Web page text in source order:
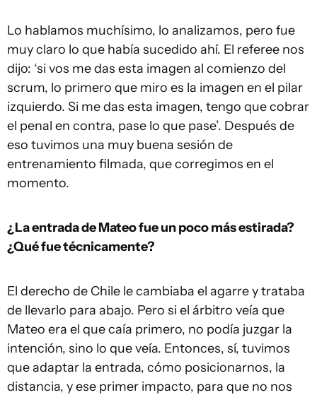
Lo hablamos muchísimo, lo analizamos, pero fue
muy claro lo que había sucedido ahí. El referee nos
dijo: ‘si vos me das esta imagen al comienzo del
scrum, lo primero que miro es la imagen en el pilar
izquierdo. Si me das esta imagen, tengo que cobrar
el penal en contra, pase lo que pase’. Después de
eso tuvimos una muy buena sesión de
entrenamiento filmada, que corregimos en el
momento.
¿La entrada de Mateo fue un poco más estirada?
¿Qué fue técnicamente?
El derecho de Chile le cambiaba el agarre y trataba
de llevarlo para abajo. Pero si el árbitro veía que
Mateo era el que caía primero, no podía juzgar la
intención, sino lo que veía. Entonces, sí, tuvimos
que adaptar la entrada, cómo posicionarnos, la
distancia, y ese primer impacto, para que no nos